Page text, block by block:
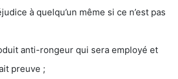
à quelqu’un même si ce n’est pas
anti-rongeur qui sera employé et
preuve ;